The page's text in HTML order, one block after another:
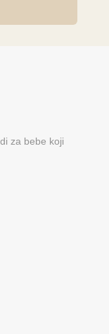
za bebe koji